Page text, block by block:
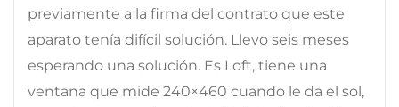
previamente a la firma del contrato que este
aparato tenía difícil solución. Llevo seis meses
esperando una solución. Es Loft, tiene una
ventana que mide 240×460 cuando le da el sol,